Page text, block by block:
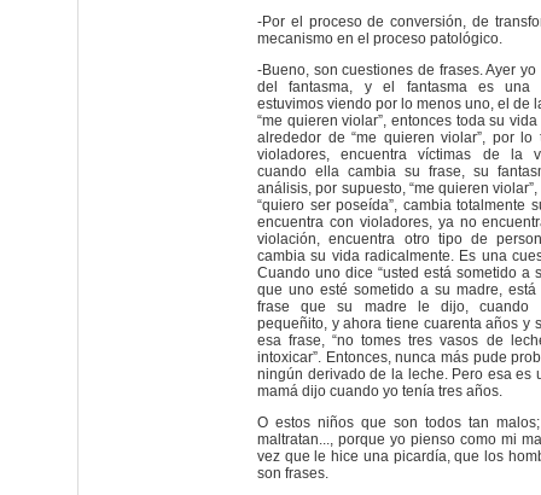
-Por el proceso de conversión, de
mecanismo en el proceso patológico.
-Bueno, son cuestiones de frases. Ayer
del fantasma, y el fantasma es una
estuvimos viendo por lo menos uno, el de
“me quieren violar”, entonces toda su
alrededor de “me quieren violar”, por lo
violadores, encuentra víctimas de la
cuando ella cambia su frase, su
análisis, por supuesto, “me quieren
“quiero ser poseída”, cambia totalmente
encuentra con violadores, ya no
violación, encuentra otro tipo de
cambia su vida radicalmente. Es una
Cuando uno dice “usted está sometido a
que uno esté sometido a su madre,
frase que su madre le dijo, cuando
pequeñito, y ahora tiene cuarenta años y
esa frase, “no tomes tres vasos de
intoxicar”. Entonces, nunca más pude
ningún derivado de la leche. Pero esa es
mamá dijo cuando yo tenía tres años.
O estos niños que son todos tan
maltratan..., porque yo pienso como mi
vez que le hice una picardía, que los
son frases.